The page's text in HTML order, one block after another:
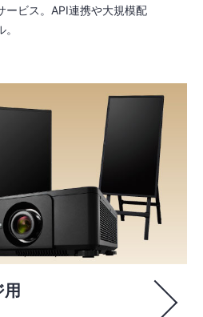
ービス。API連携や大規模配